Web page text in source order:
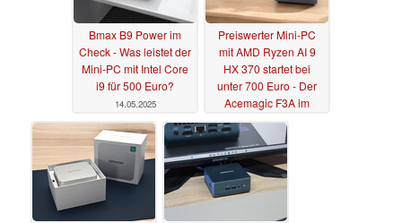
Bmax B9 Power im
Check - Was leistet der
Mini-PC mit Intel Core
i9 für 500 Euro?
14.05.2025
Preiswerter Mini-PC
mit AMD Ryzen AI 9
HX 370 startet bei
unter 700 Euro - Der
Acemagic F3A im
ausführlichen Test
29.04.2025